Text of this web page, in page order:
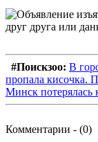
#Поискзоо: В
пропала кисочка.
Минск потерялась
Комментарии - (0)